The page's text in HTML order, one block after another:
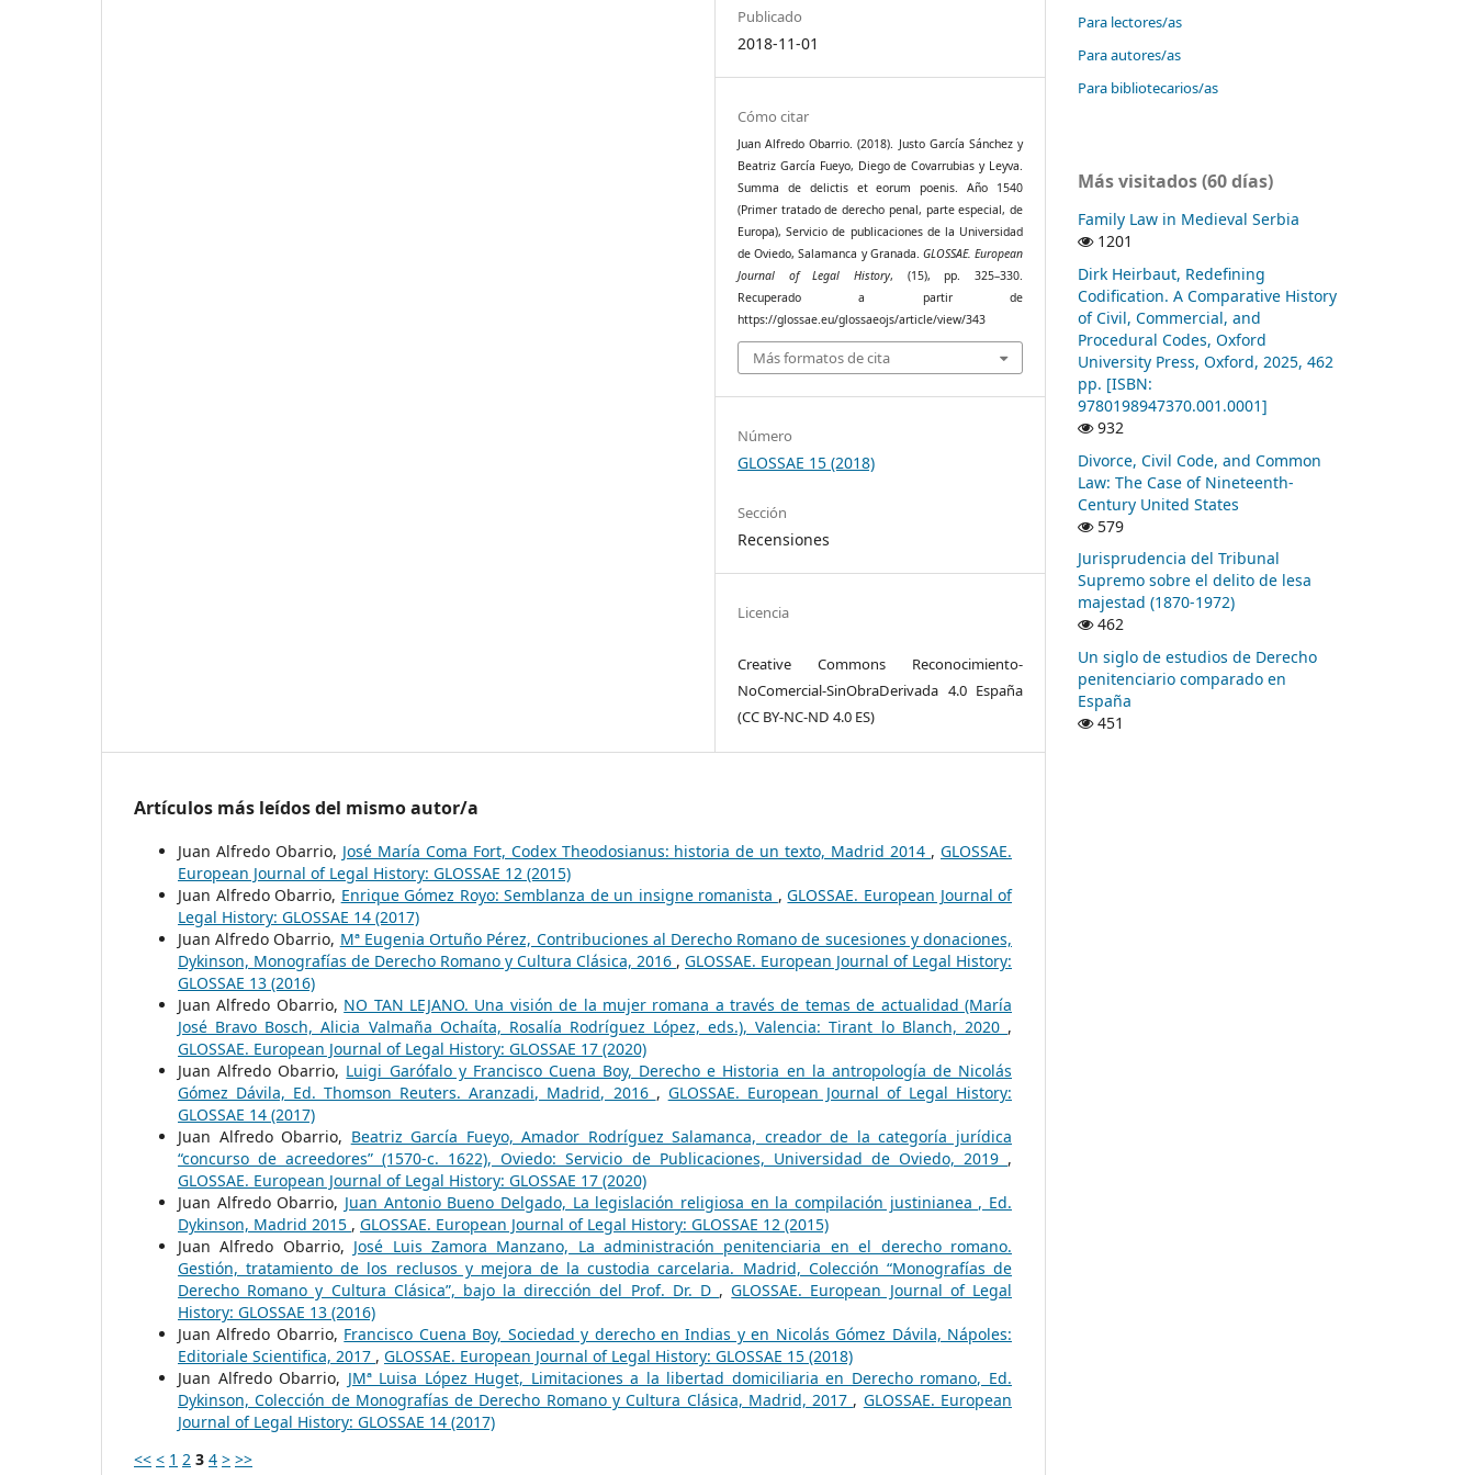
Publicado
2018-11-01
Cómo citar
Juan Alfredo Obarrio. (2018). Justo García Sánchez y
Beatriz García Fueyo, Diego de Covarrubias y Leyva.
Summa de delictis et eorum poenis. Año 1540
(Primer tratado de derecho penal, parte especial, de
Europa), Servicio de publicaciones de la Universidad
de Oviedo, Salamanca y Granada. GLOSSAE. European
Journal of Legal History, (15), pp. 325–330.
Recuperado a partir de
https://glossae.eu/glossaeojs/article/view/343
Más formatos de cita
Número
GLOSSAE 15 (2018)
Sección
Recensiones
Licencia
Creative Commons Reconocimiento-
NoComercial-SinObraDerivada 4.0 España
(CC BY-NC-ND 4.0 ES)
Artículos más leídos del mismo autor/a
Juan Alfredo Obarrio, José María Coma Fort, Codex Theodosianus: historia de un texto, Madrid 2014 , GLOSSAE.
European Journal of Legal History: GLOSSAE 12 (2015)
Juan Alfredo Obarrio, Enrique Gómez Royo: Semblanza de un insigne romanista ,GLOSSAE. European Journal of
Legal History: GLOSSAE 14 (2017)
Juan Alfredo Obarrio, Mª Eugenia Ortuño Pérez, Contribuciones al Derecho Romano de sucesiones y donaciones,
Dykinson, Monografías de Derecho Romano y Cultura Clásica, 2016 , GLOSSAE. European Journal of Legal History:
GLOSSAE 13 (2016)
Juan Alfredo Obarrio, NO TAN LEJANO. Una visión de la mujer romana a través de temas de actualidad (María
José Bravo Bosch, Alicia Valmaña Ochaíta, Rosalía Rodríguez López, eds.), Valencia: Tirant lo Blanch, 2020 ,
GLOSSAE. European Journal of Legal History: GLOSSAE 17 (2020)
Juan Alfredo Obarrio, Luigi Garófalo y Francisco Cuena Boy, Derecho e Historia en la antropología de Nicolás
Gómez Dávila, Ed. Thomson Reuters. Aranzadi, Madrid, 2016 , GLOSSAE. European Journal of Legal History:
GLOSSAE 14 (2017)
Juan Alfredo Obarrio, Beatriz García Fueyo, Amador Rodríguez Salamanca, creador de la categoría jurídica
“concurso de acreedores” (1570-c. 1622), Oviedo: Servicio de Publicaciones, Universidad de Oviedo, 2019 ,
GLOSSAE. European Journal of Legal History: GLOSSAE 17 (2020)
Juan Alfredo Obarrio, Juan Antonio Bueno Delgado, La legislación religiosa en la compilación justinianea , Ed.
Dykinson, Madrid 2015 , GLOSSAE. European Journal of Legal History: GLOSSAE 12 (2015)
Juan Alfredo Obarrio, José Luis Zamora Manzano, La administración penitenciaria en el derecho romano.
Gestión, tratamiento de los reclusos y mejora de la custodia carcelaria. Madrid, Colección “Monografías de
Derecho Romano y Cultura Clásica”, bajo la dirección del Prof. Dr. D ,GLOSSAE. European Journal of Legal
History: GLOSSAE 13 (2016)
Juan Alfredo Obarrio, Francisco Cuena Boy, Sociedad y derecho en Indias y en Nicolás Gómez Dávila, Nápoles:
Editoriale Scientifica, 2017 , GLOSSAE. European Journal of Legal History: GLOSSAE 15 (2018)
Juan Alfredo Obarrio, JMª Luisa López Huget, Limitaciones a la libertad domiciliaria en Derecho romano, Ed.
Dykinson, Colección de Monografías de Derecho Romano y Cultura Clásica, Madrid, 2017 , GLOSSAE. European
Journal of Legal History: GLOSSAE 14 (2017)
<< < 1 2 3 4 > >>
Para lectores/as
Para autores/as
Para bibliotecarios/as
Más visitados (60 días)
Family Law in Medieval Serbia
1201
Dirk Heirbaut, Redefining
Codification. A Comparative History
of Civil, Commercial, and
Procedural Codes, Oxford
University Press, Oxford, 2025, 462
pp. [ISBN:
9780198947370.001.0001]
932
Divorce, Civil Code, and Common
Law: The Case of Nineteenth-
Century United States
579
Jurisprudencia del Tribunal
Supremo sobre el delito de lesa
majestad (1870-1972)
462
Un siglo de estudios de Derecho
penitenciario comparado en
España
451